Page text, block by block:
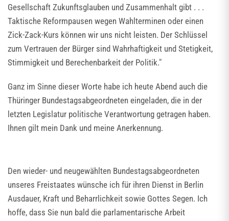
Gesellschaft Zukunftsglauben und Zusammenhalt gibt . . .
Taktische Reformpausen wegen Wahlterminen oder einen
Zick-Zack-Kurs können wir uns nicht leisten. Der Schlüssel
zum Vertrauen der Bürger sind Wahrhaftigkeit und Stetigkeit,
Stimmigkeit und Berechenbarkeit der Politik."
Ganz im Sinne dieser Worte habe ich heute Abend auch die
Thüringer Bundestagsabgeordneten eingeladen, die in der
letzten Legislatur politische Verantwortung getragen haben.
Ihnen gilt mein Dank und meine Anerkennung.
Den wieder- und neugewählten Bundestagsabgeordneten
unseres Freistaates wünsche ich für ihren Dienst in Berlin
Ausdauer, Kraft und Beharrlichkeit sowie Gottes Segen. Ich
hoffe, dass Sie nun bald die parlamentarische Arbeit